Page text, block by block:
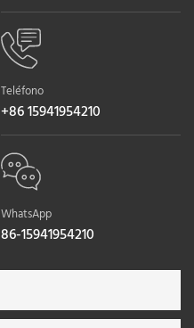
Teléfono
+86 15941954210
WhatsApp
86-15941954210